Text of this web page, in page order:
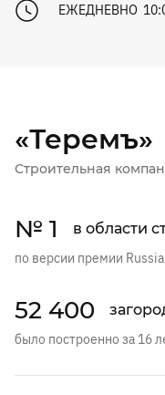
ЕЖЕДНЕВНО
«Теремъ»
Строительная
№ 1 в области
по версии премии
52 400
было построенно за 16